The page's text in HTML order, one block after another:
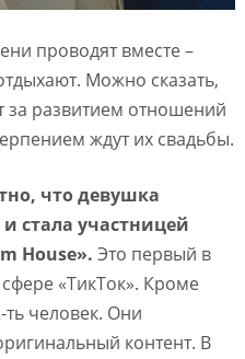
проводят вместе –
Можно сказать,
развитием отношений
ждут их свадьбы.
что девушка
стала участницей
House». Это первый в
«ТикТок». Кроме
человек. Они
контент. В